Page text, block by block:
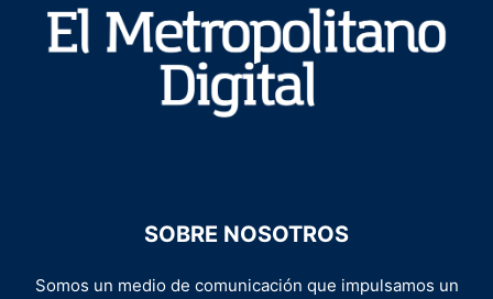
SOBRE NOSOTROS
Somos un medio de comunicación que impulsamos un